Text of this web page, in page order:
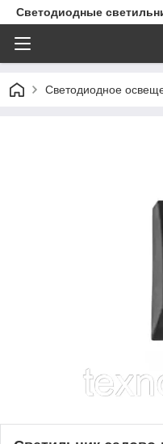
Светодиодные
Светодиодное